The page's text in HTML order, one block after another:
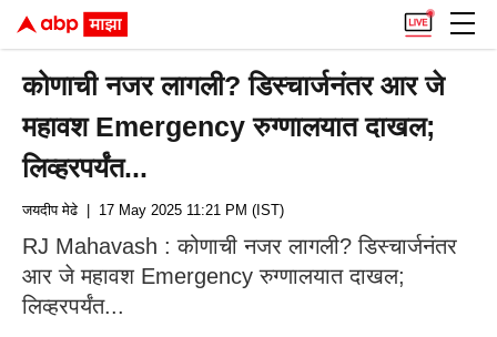
कोणाची नजर लागली? डिस्चार्जनंतर आर जे
महावश Emergency रुग्णालयात दाखल;
लिव्हरपर्यंत...
जयदीप मेढे| 17 May 2025 11:21 PM (IST)
RJ Mahavash : कोणाची नजर लागली? डिस्चार्जनंतर
आर जे महावश Emergency रुग्णालयात दाखल;
लिव्हरपर्यंत...